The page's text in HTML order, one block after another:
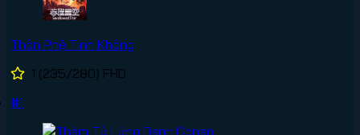
Thôn Phệ Tinh Không
1 (235/280) FHD
#1